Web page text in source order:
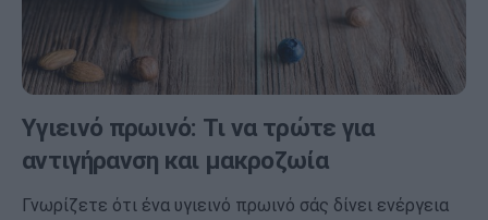
Υγιεινό πρωινό: Τι να τρώτε για
αντιγήρανση και μακροζωία
Γνωρίζετε ότι ένα υγιεινό πρωινό σάς δίνει ενέργεια